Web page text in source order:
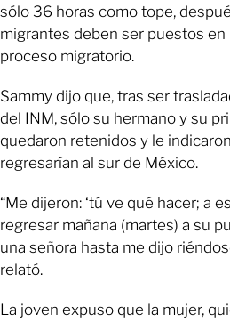
sólo 36 horas como tope,
migrantes deben ser puestos
proceso migratorio.
Sammy dijo que, tras ser
del INM, sólo su hermano y su
quedaron retenidos y le
regresarían al sur de México.
“Me dijeron: ‘tú ve qué hacer; a
regresar mañana (martes) a su
una señora hasta me dijo
relató.
La joven expuso que la mujer,